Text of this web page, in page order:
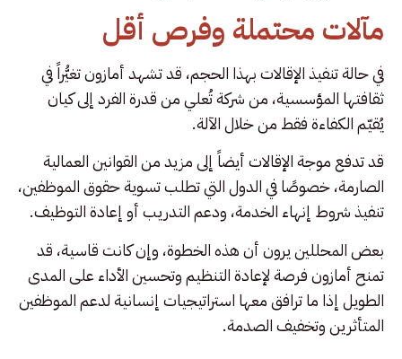
مآلات محتملة وفرص أقل
في حالة تنفيذ الإقالات بهذا الحجم، قد تشهد أمازون تغيُّراً في
ثقافتها المؤسسية، من شركة تُعلي من قدرة الفرد إلى كيان
يُقيّم الكفاءة فقط من خلال الآلة.
قد تدفع موجة الإقالات أيضاً إلى مزيد من القوانين العمالية
الصارمة، خصوصًا في الدول التي تطلب تسوية حقوق الموظفين،
تنفيذ شروط إنهاء الخدمة، ودعم التدريب أو إعادة التوظيف.
بعض المحللين يرون أن هذه الخطوة، وإن كانت قاسية، قد
تمنح أمازون فرصة لإعادة التنظيم وتحسين الأداء على المدى
الطويل إذا ما ترافق معها استراتيجيات إنسانية لدعم الموظفين
المتأثرين وتخفيف الصدمة.